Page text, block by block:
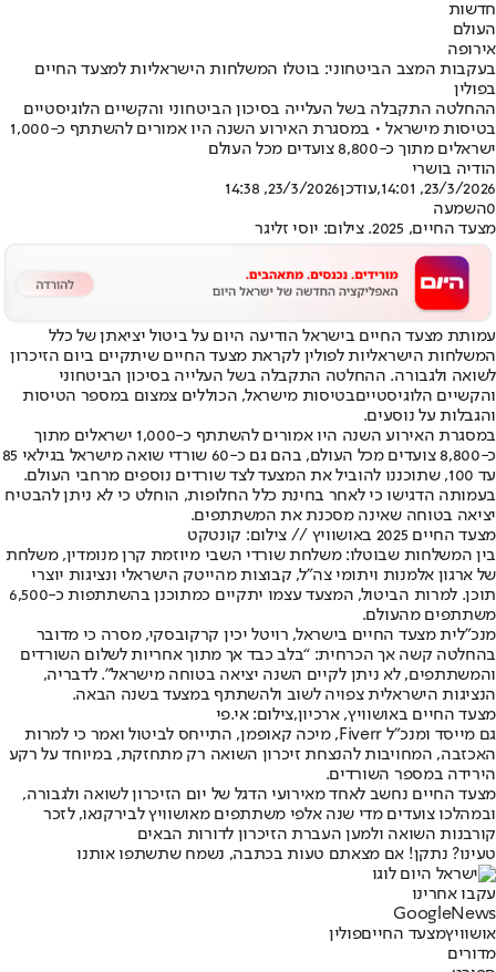
חדשות
העולם
אירופה
בעקבות המצב הביטחוני: בוטלו המשלחות הישראליות למצעד החיים
בפולין
ההחלטה התקבלה בשל העלייה בסיכון הביטחוני והקשיים הלוגיסטיים
בטיסות מישראל • במסגרת האירוע השנה היו אמורים להשתתף כ-1,000
ישראלים מתוך כ-8,800 צועדים מכל העולם
הודיה בושרי
23/3/2026, 14:01
,עודכן23/3/2026, 14:38
0השמעה
מצעד החיים, 2025. צילום: יוסי זליגר
עמותת מצעד החיים בישראל הודיעה היום על ביטול יציאתן של כלל
המשלחות הישראליות לפולין לקראת מצעד החיים שיתקיים ביום הזיכרון
לשואה ולגבורה. ההחלטה התקבלה בשל העלייה בסיכון הביטחוני
והקשיים הלוגיסטייםבטיסות מישראל, הכוללים צמצום במספר הטיסות
והגבלות על נוסעים.
במסגרת האירוע השנה היו אמורים להשתתף כ-1,000 ישראלים מתוך
כ-8,800 צועדים מכל העולם, בהם גם כ-60 שורדי שואה מישראל בגילאי 85
עד 100, שתוכננו להוביל את המצעד לצד שורדים נוספים מרחבי העולם.
בעמותה הדגישו כי לאחר בחינת כלל החלופות, הוחלט כי לא ניתן להבטיח
יציאה בטוחה שאינה מסכנת את המשתתפים.
מצעד החיים 2025 באושוויץ // צילום: קונטקט
בין המשלחות שבוטלו: משלחת שורדי השבי מיוזמת קרן מנומדין, משלחת
של ארגון אלמנות ויתומי צה״ל, קבוצות מהייטק הישראלי ונציגות יוצרי
תוכן. למרות הביטול, המצעד עצמו יתקיים כמתוכנן בהשתתפות כ-6,500
משתתפים מהעולם.
מנכ״לית מצעד החיים בישראל, רויטל יכין קרקובסקי, מסרה כי מדובר
בהחלטה קשה אך הכרחית: “בלב כבד אך מתוך אחריות לשלום השורדים
והמשתתפים, לא ניתן לקיים השנה יציאה בטוחה מישראל”. לדבריה,
הנציגות הישראלית צפויה לשוב ולהשתתף במצעד בשנה הבאה.
מצעד החיים באושוויץ, ארכיון,צילום: אי.פי
גם מייסד ומנכ״ל Fiverr, מיכה קאופמן, התייחס לביטול ואמר כי למרות
האכזבה, המחויבות להנצחת זיכרון השואה רק מתחזקת, במיוחד על רקע
הירידה במספר השורדים.
מצעד החיים נחשב לאחד מאירועי הדגל של יום הזיכרון לשואה ולגבורה,
ובמהלכו צועדים מדי שנה אלפי משתתפים מאושוויץ לבירקנאו, לזכר
קורבנות השואה ולמען העברת הזיכרון לדורות הבאים
טעינו? נתקן! אם מצאתם טעות בכתבה, נשמח שתשתפו אותנו
עקבו אחרינו
Googl eNews
אושוויץמצעד החייםפולין
מדורים